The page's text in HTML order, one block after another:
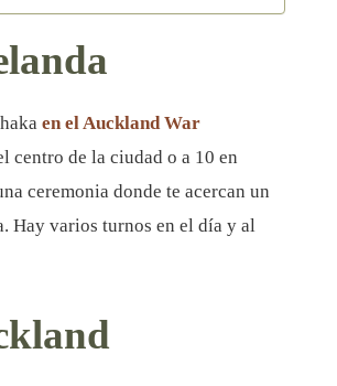
en el Auckland War
centro de la ciudad o a 10 en
ceremonia donde te acercan un
Hay varios turnos en el día y al